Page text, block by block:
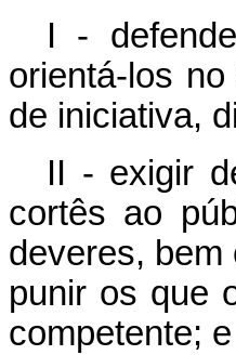
I -
orientá-los
de iniciativa,
II - exigir
cortês ao
deveres, bem
punir os que
competente; e